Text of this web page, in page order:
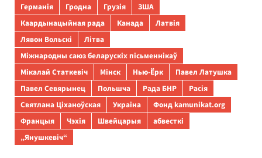
Германія
Гродна Грузія
ЗША
Каардынацыйная рада
Канада
Латвія
Лявон Вольскі
Літва
Міжнародны саюз беларускіх пісьменнікаў
Мікалай Статкевіч
Мінск Нью-Ёрк
Павел Латушка
Павел Севярынец
Польшча Рада БНР
Расія
Святлана Ціханоўская
Украіна
Фонд kamunikat.org
Францыя
Чэхія Швейцарыя
абвесткі
„Янушкевіч“